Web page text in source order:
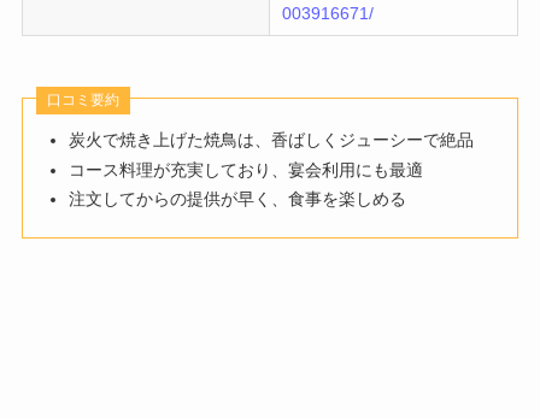
003916671/
口コミ要約
炭火で焼き上げた焼鳥は、香ばしくジューシーで絶品
コース料理が充実しており、宴会利用にも最適
注文してからの提供が早く、食事を楽しめる